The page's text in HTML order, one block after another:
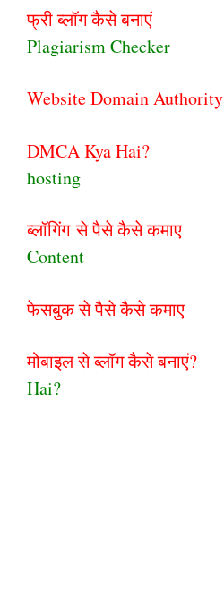
फ्री ब्लॉग कैसे बनाएं
Plagiarism Checker
Website Domain Authority
DMCA Kya Hai?
hosting
ब्लॉगिंग से पैसे कैसे कमाए
Content
फेसबुक से पैसे कैसे कमाए
मोबाइल से ब्लॉग कैसे बनाएं?
Hai?